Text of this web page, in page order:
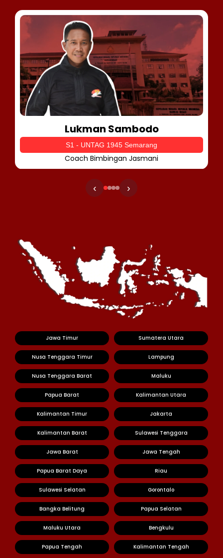
Lukman Sambodo
S1 - UNTAG 1945 Semarang
Coach Bimbingan Jasmani
‹ ›
Jawa Timur Sumatera Utara
Nusa Tenggara Timur Lampung
Nusa Tenggara Barat Maluku
Papua Barat Kalimantan Utara
Kalimantan Timur Jakarta
Kalimantan Barat Sulawesi Tenggara
Jawa Barat Jawa Tengah
Papua Barat Daya Riau
Sulawesi Selatan Gorontalo
Bangka Belitung Papua Selatan
Maluku Utara Bengkulu
Papua Tengah Kalimantan Tengah